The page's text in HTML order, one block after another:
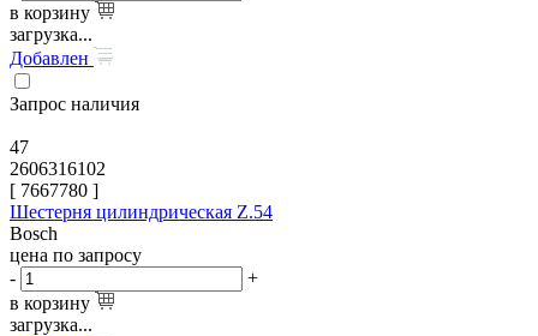
в корзину
загрузка...
Добавлен
Запрос наличия
47
2606316102
[ 7667780 ]
Шестерня цилиндрическая Z.54
Bosch
цена по запросу
-
+
в корзину
загрузка...